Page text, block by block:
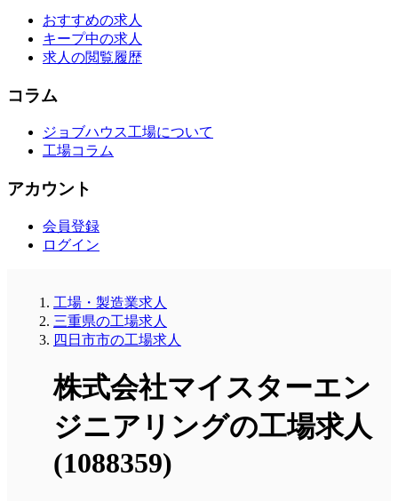
おすすめの求人
キープ中の求人
求人の閲覧履歴
コラム
ジョブハウス工場について
工場コラム
アカウント
会員登録
ログイン
工場・製造業求人
三重県の工場求人
四日市市の工場求人
株式会社マイスターエン
ジニアリングの工場求人
(1088359)